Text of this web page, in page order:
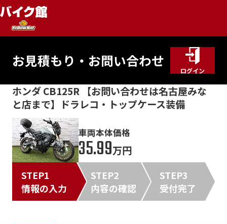
お見積もり・お問い合わせ
ログイン
ホンダ CB125R 【お問い合わせは名古屋みな
と店まで】ドラレコ・トップケース装備
車両本体価格
35.99万円
STEP1
情報の入力
STEP2
内容の確認
STEP3
受付完了